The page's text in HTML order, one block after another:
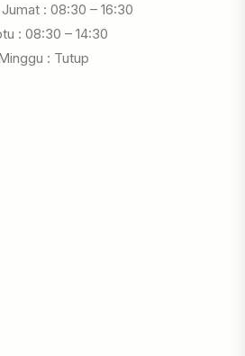
: 08:30 – 16:30
: 08:30 – 14:30
: Tutup